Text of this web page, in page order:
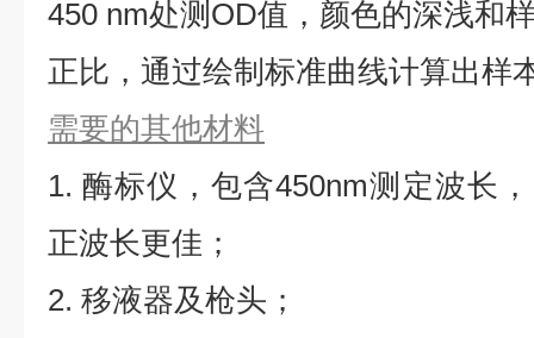
450 nm处测OD值，颜色的深浅和
正比，通过绘制标准曲线计算出样
需要的其他材料
1. 酶标仪，包含450nm测定波长
正波长更佳；
2. 移液器及枪头；